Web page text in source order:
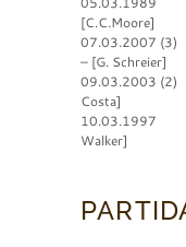
[C.C.Moore]
07.03.2007 (3)
– [G. Schreier]
09.03.2003 (2)
Costa]
10.03.1997
Walker]